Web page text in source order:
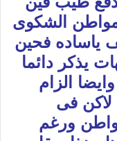
الشكوى
ياساده فحين
يذكر دائما
الزام
لاكن فى
ورغم